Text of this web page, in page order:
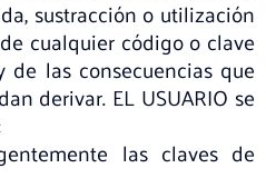
sustracción o utilización
cualquier código o clave
las consecuencias que
derivar. EL USUARIO se
las claves de